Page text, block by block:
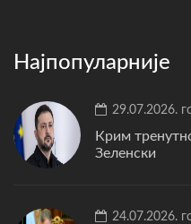
Најпопуларније
29.07.2026.
Крим
Зеленски
24.07.2026.